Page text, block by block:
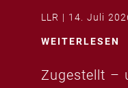
LLR 14. Juli
WEITERLESEN
Zugestellt –